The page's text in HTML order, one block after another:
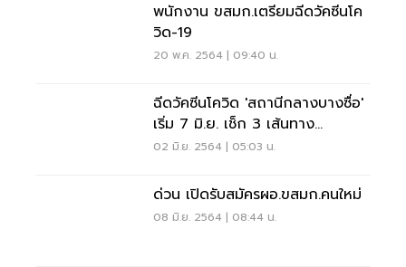
พนักงาน ขสมก.เตรียมฉีดวัคซีนโค
วิด-19
20 พ.ค. 2564 | 09:40 น.
ฉีดวัคซีนโควิด 'สถานีกลางบางซื่อ'
เริ่ม 7 มิ.ย. เช็ก 3 เส้นทาง
ขสมก.จัดรถเดินทางฟรี
02 มิ.ย. 2564 | 05:03 น.
ด่วน เปิดรับสมัครผอ.ขสมก.คนใหม่
08 มิ.ย. 2564 | 08:44 น.